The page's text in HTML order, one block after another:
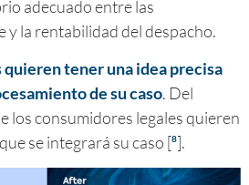
adecuado entre las
y la rentabilidad del despacho.
quieren tener una idea precisa
de su caso. Del
los consumidores legales quieren
se integrará su caso [8].